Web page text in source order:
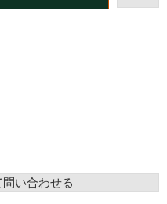
い合わせる